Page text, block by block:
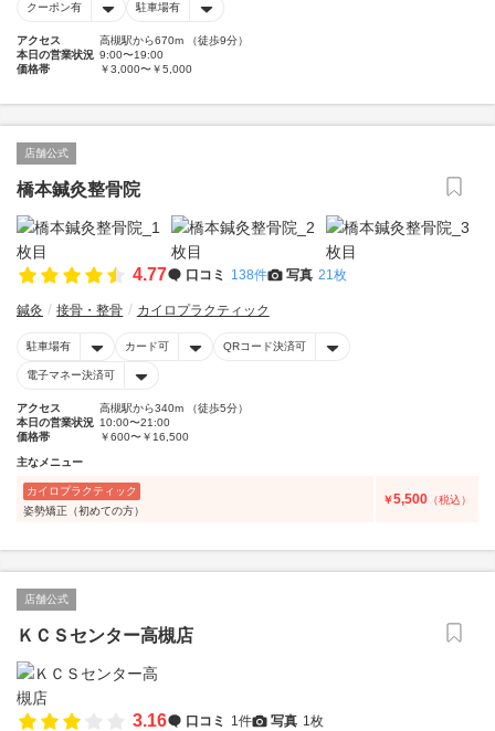
クーポン有 駐車場有
アクセス
高槻駅から670m （徒歩9分）
本日の営業状況 9:00〜19:00
価格帯
￥3,000〜￥5,000
店舗公式
橋本鍼灸整骨院
4.77 口コミ 138件 写真 21枚
鍼灸 接骨・整骨 カイロプラクティック
駐車場有 カード可 QRコード決済可
電子マネー決済可
アクセス
高槻駅から340m （徒歩5分）
本日の営業状況 10:00〜21:00
価格帯
￥600〜￥16,500
主なメニュー
カイロプラクティック
姿勢矯正（初めての方）
￥5,500 （税込）
店舗公式
ＫＣＳセンター高槻店
3.16 口コミ 1件 写真 1枚